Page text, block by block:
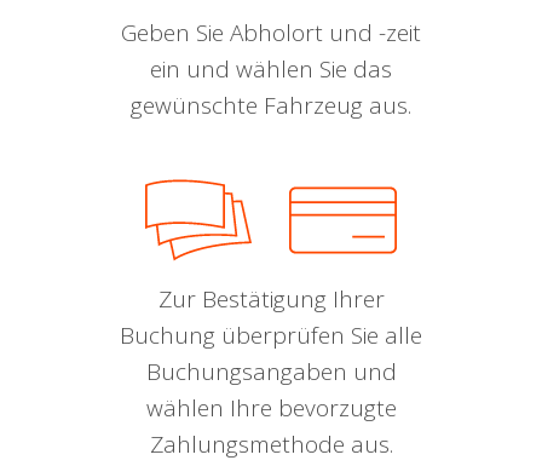
Geben Sie Abholort und -zeit
ein und wählen Sie das
gewünschte Fahrzeug aus.
Zur Bestätigung Ihrer
Buchung überprüfen Sie alle
Buchungsangaben und
wählen Ihre bevorzugte
Zahlungsmethode aus.